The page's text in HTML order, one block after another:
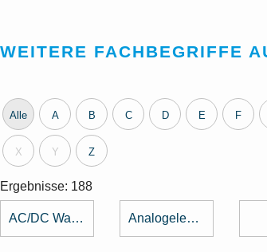
WEITERE FACHBEGRIFFE
Alle A B C D E F
X Y Z
Ergebnisse: 188
AC/DC Wandler Analogelektronik